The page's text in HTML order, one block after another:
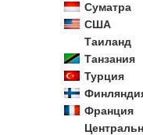
Суматра
США
Таиланд
Танзания
Турция
Франция